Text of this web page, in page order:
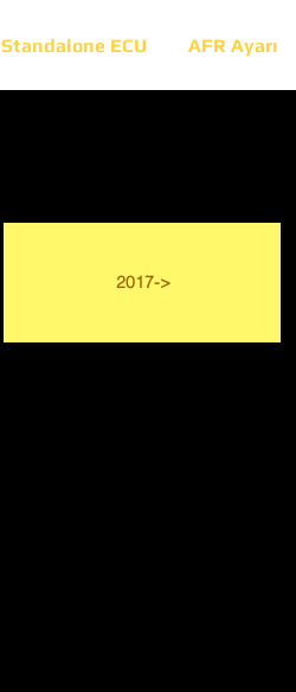
Standalone ECU AFR Ayarı
2017->